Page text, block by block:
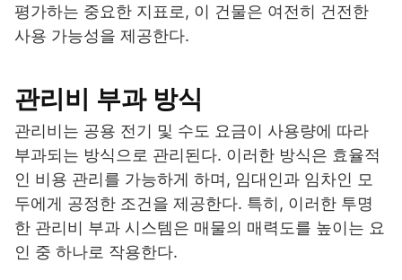
평가하는 중요한 지표로, 이 건물은 여전히 건전한
사용 가능성을 제공한다.
관리비 부과 방식
관리비는 공용 전기 및 수도 요금이 사용량에 따라
부과되는 방식으로 관리된다. 이러한 방식은 효율적
인 비용 관리를 가능하게 하며, 임대인과 임차인 모
두에게 공정한 조건을 제공한다. 특히, 이러한 투명
한 관리비 부과 시스템은 매물의 매력도를 높이는 요
인 중 하나로 작용한다.